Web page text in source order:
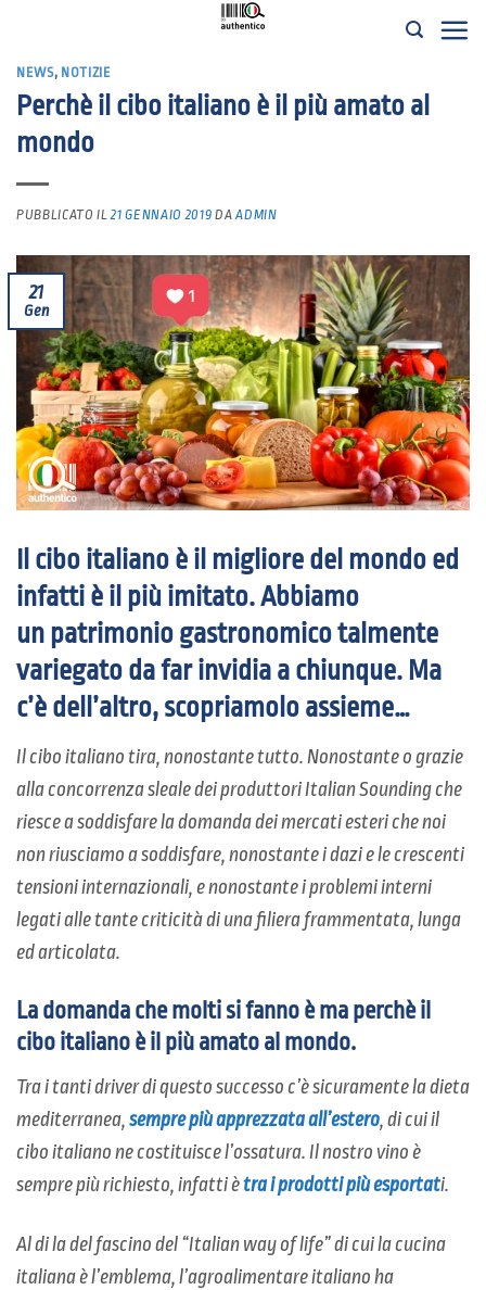
contenuti
NEWS, NOTIZIE
Perchè il cibo italiano è il più amato al
mondo
PUBBLICATO IL21 GENNAIO 2019 DAADMIN
21
Gen
Il cibo italiano è il migliore del mondo ed
infatti è il più imitato. Abbiamo
un patrimonio gastronomico talmente
variegato da far invidia a chiunque. Ma
c’è dell’altro, scopriamolo assieme…
Il cibo italiano tira, nonostante tutto. Nonostante o grazie
alla concorrenza sleale dei produttori Italian Sounding che
riesce a soddisfare la domanda dei mercati esteri che noi
non riusciamo a soddisfare, nonostante i dazi e le crescenti
tensioni internazionali, e nonostante i problemi interni
legati alle tante criticità di una filiera frammentata, lunga
ed articolata.
La domanda che molti si fanno è ma perchè il
cibo italiano è il più amato al mondo.
Tra i tanti driver di questo successo c’è sicuramente la dieta
mediterranea, sempre più apprezzata all’estero, di cui il
cibo italiano ne costituisce l’ossatura. Il nostro vino è
sempre più richiesto, infatti ètra i prodotti più esportati.
Al di la del fascino del “Italian way of life” di cui la cucina
italiana è l’emblema, l’agroalimentare italiano ha